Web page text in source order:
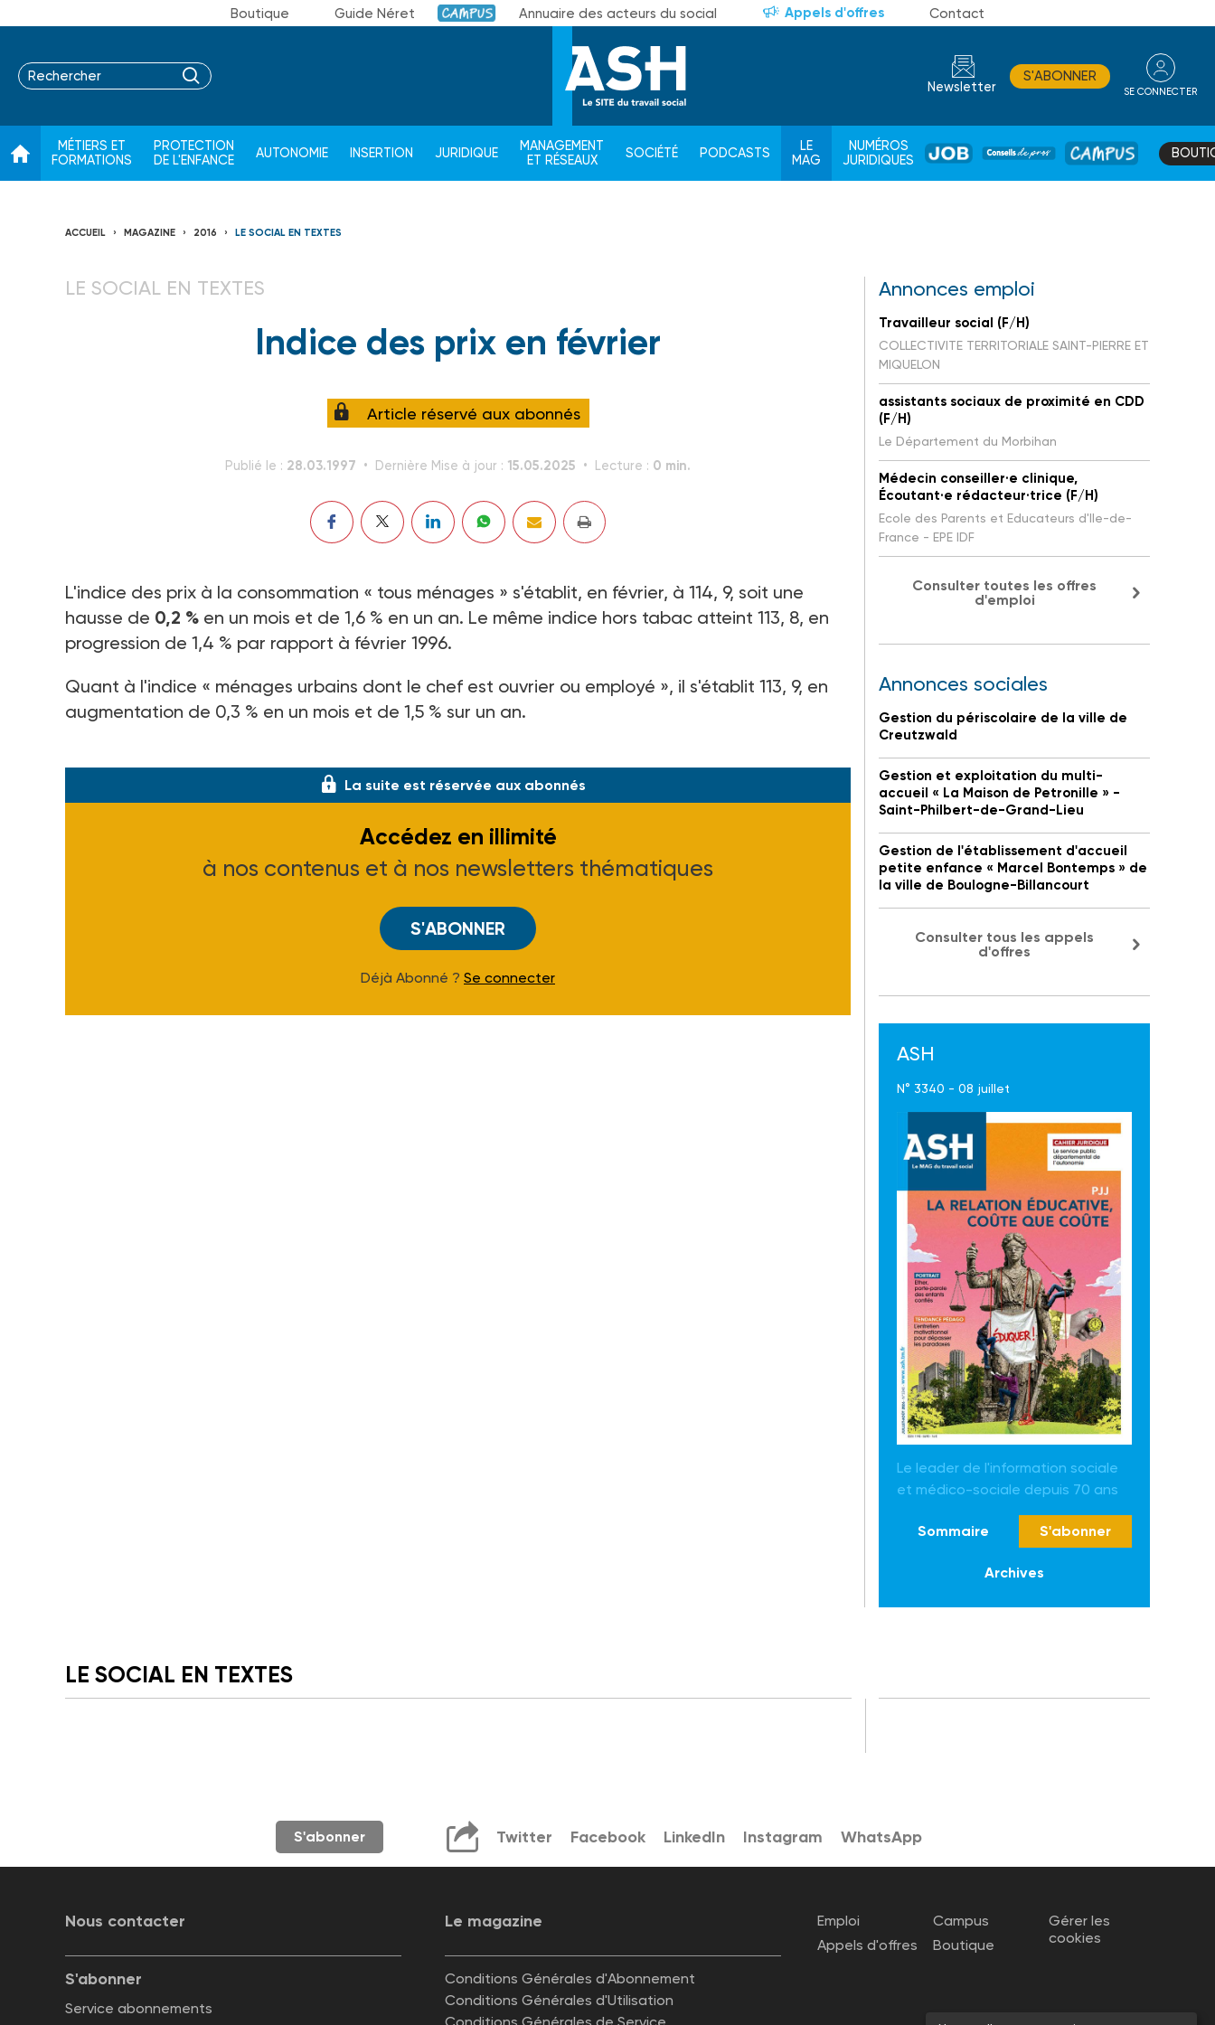
Boutique Guide Néret Campus Annuaire des acteurs du social Appels d'offres Contact
Newsletter
S'ABONNER
SE CONNECTER
MÉTIERS ET
FORMATIONS
PROTECTION
DE L'ENFANCE
AUTONOMIE INSERTION JURIDIQUE
MANAGEMENT
ET RÉSEAUX
SOCIÉTÉ PODCASTS
LE
MAG
NUMÉROS
JURIDIQUES
JOB
DE
CAMPUS
ACCUEIL MAGAZINE 2016 LE SOCIAL EN TEXTES
LE SOCIAL EN TEXTES
Indice des prix en février
Article réservé aux abonnés
Publié le : 28.03.1997 Dernière Mise à jour : 15.05.2025 Lecture : 0 min.
L'indice des prix à la consommation « tous ménages » s'établit, en février, à 114, 9, soit une
hausse de 0,2 % en un mois et de 1,6 % en un an. Le même indice hors tabac atteint 113, 8, en
progression de 1,4 % par rapport à février 1996.
Quant à l'indice « ménages urbains dont le chef est ouvrier ou employé », il s'établit 113, 9, en
augmentation de 0,3 % en un mois et de 1,5 % sur un an.
La suite est réservée aux abonnés
Accédez en illimité
à nos contenus et à nos newsletters thématiques
S'ABONNER
Déjà Abonné ? Se connecter
Annonces emploi
Travailleur social (F/H)
COLLECTIVITE TERRITORIALE SAINT-PIERRE ET
MIQUELON
assistants sociaux de proximité en CDD
(F/H)
Le Département du Morbihan
Médecin conseiller·e clinique,
Écoutant·e rédacteur·trice (F/H)
Ecole des Parents et Educateurs d'Ile-de-
France - EPE IDF
Consulter toutes les offres
d'emploi
Annonces sociales
Gestion du périscolaire de la ville de
Creutzwald
Gestion et exploitation du multi-
accueil « La Maison de Petronille » -
Saint-Philbert-de-Grand-Lieu
Gestion de l'établissement d'accueil
petite enfance « Marcel Bontemps » de
la ville de Boulogne-Billancourt
Consulter tous les appels
d'offres
ASH
N° 3340 - 08 juillet
Le leader de l'information sociale
et médico-sociale depuis 70 ans
Sommaire S'abonner
Archives
LE SOCIAL EN TEXTES
S'abonner Twitter Facebook LinkedIn Instagram WhatsApp
Nous contacter Le magazine
S'abonner
Service abonnements
Conditions Générales d'Abonnement
Conditions Générales d'Utilisation
Emploi
Appels d'offres
Campus
Boutique
Gérer les
cookies